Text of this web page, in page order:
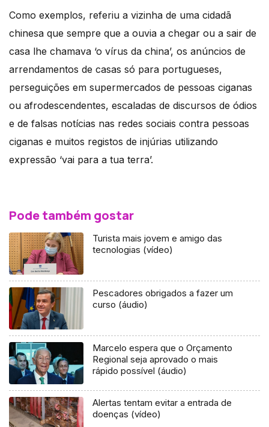
Como exemplos, referiu a vizinha de uma cidadã
chinesa que sempre que a ouvia a chegar ou a sair de
casa lhe chamava ‘o vírus da china’, os anúncios de
arrendamentos de casas só para portugueses,
perseguições em supermercados de pessoas ciganas
ou afrodescendentes, escaladas de discursos de ódios
e de falsas notícias nas redes sociais contra pessoas
ciganas e muitos registos de injúrias utilizando
expressão ‘vai para a tua terra’.
Pode também gostar
Turista mais jovem e amigo das
tecnologias (vídeo)
Pescadores obrigados a fazer um
curso (áudio)
Marcelo espera que o Orçamento
Regional seja aprovado o mais
rápido possível (áudio)
Alertas tentam evitar a entrada de
doenças (vídeo)